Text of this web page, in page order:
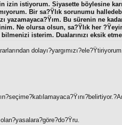
izin istiyorum. Siyasette böylesine
Bir sa?Ÿlık sorunumu
Bu sürenin ne
Ne olursa olsun, sa?Ÿlık her
isterim. Dualarınızı eksik